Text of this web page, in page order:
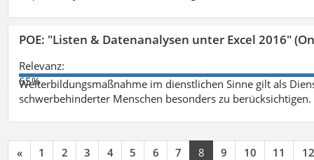
POE: "Listen & Datenanalysen unter Excel 2016"
Relevanz:
65%
Weiterbildungsmaßnahme im dienstlichen Sinne gilt als
schwerbehinderter Menschen besonders zu berücksichtigen.
« 1 2 3 4 5 6 7 8 9 10 11 12